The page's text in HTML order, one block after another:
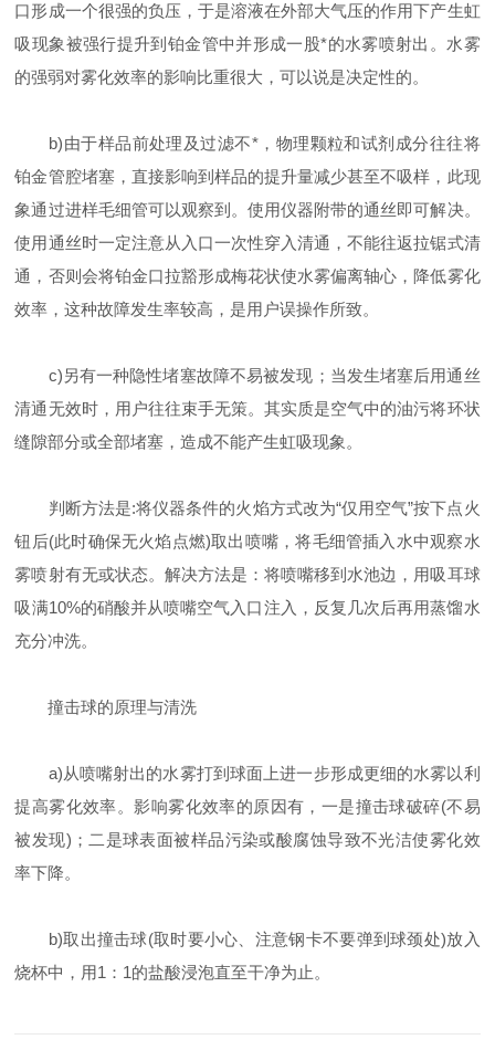
口形成一个很强的负压，于是溶液在外部大气压的作用下产生虹
吸现象被强行提升到铂金管中并形成一股*的水雾喷射出。水雾
的强弱对雾化效率的影响比重很大，可以说是决定性的。
b)由于样品前处理及过滤不*，物理颗粒和试剂成分往往将
铂金管腔堵塞，直接影响到样品的提升量减少甚至不吸样，此现
象通过进样毛细管可以观察到。使用仪器附带的通丝即可解决。
使用通丝时一定注意从入口一次性穿入清通，不能往返拉锯式清
通，否则会将铂金口拉豁形成梅花状使水雾偏离轴心，降低雾化
效率，这种故障发生率较高，是用户误操作所致。
c)另有一种隐性堵塞故障不易被发现；当发生堵塞后用通丝
清通无效时，用户往往束手无策。其实质是空气中的油污将环状
缝隙部分或全部堵塞，造成不能产生虹吸现象。
判断方法是:将仪器条件的火焰方式改为“仅用空气”按下点火
钮后(此时确保无火焰点燃)取出喷嘴，将毛细管插入水中观察水
雾喷射有无或状态。解决方法是：将喷嘴移到水池边，用吸耳球
吸满10%的硝酸并从喷嘴空气入口注入，反复几次后再用蒸馏水
充分冲洗。
撞击球的原理与清洗
a)从喷嘴射出的水雾打到球面上进一步形成更细的水雾以利
提高雾化效率。影响雾化效率的原因有，一是撞击球破碎(不易
被发现)；二是球表面被样品污染或酸腐蚀导致不光洁使雾化效
率下降。
b)取出撞击球(取时要小心、注意钢卡不要弹到球颈处)放入
烧杯中，用1：1的盐酸浸泡直至干净为止。